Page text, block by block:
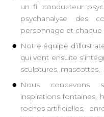
un fil conducteur
psychanalyse des
personnage et chaque
Notre équipe
qui vont ensuite
sculptures,
Nous
inspirations fontaines,
roches artificielles,